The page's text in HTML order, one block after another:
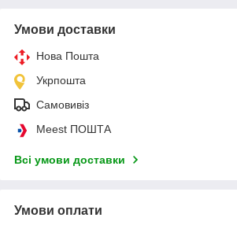
Умови доставки
Нова Пошта
Укрпошта
Самовивіз
Meest ПОШТА
Всі умови доставки
Умови оплати